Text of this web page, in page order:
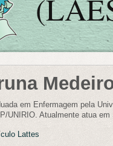
em Enfermagem pela
UNIRIO. Atualmente atua
Lattes